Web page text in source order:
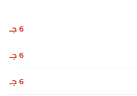
6 جـ
6 جـ
6 جـ